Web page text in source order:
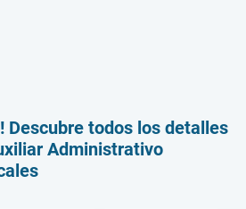
Descubre todos los detalles
Administrativo